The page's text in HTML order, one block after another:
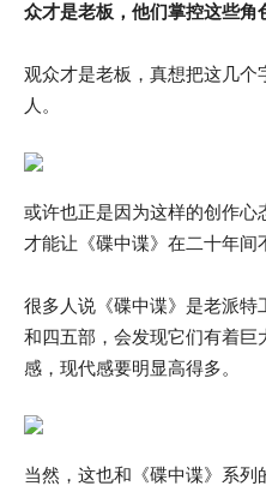
众才是老板，他们掌控这些角
观众才是老板，真想把这几
人。
或许也正是因为这样的创作心
才能让《碟中谍》在二十年间
很多人说《碟中谍》是老派特
和四五部，会发现它们有着巨
感，现代感要明显高得多。
当然，这也和《碟中谍》系